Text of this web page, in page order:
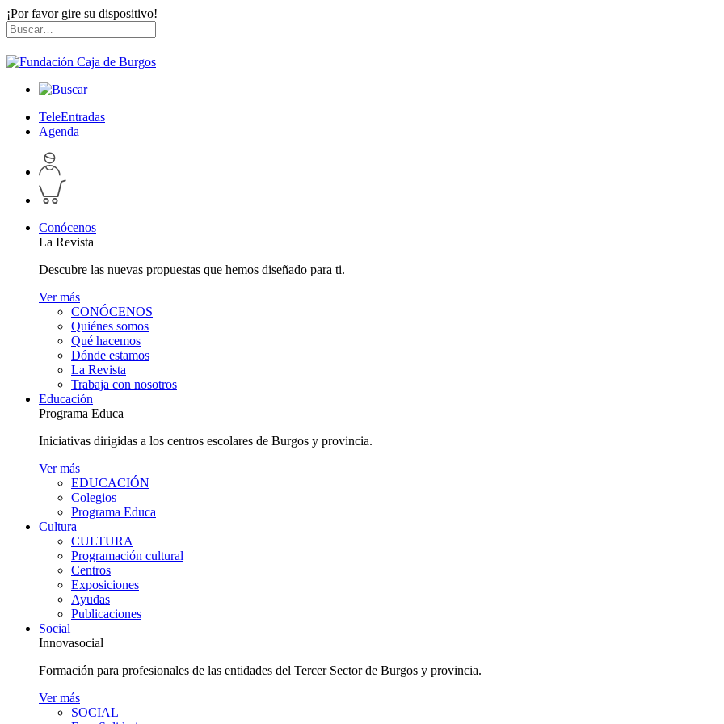
¡Por favor gire su dispositivo!
Skip
to
content
Buscar
por:
TeleEntradas
Agenda
Acceder
a
perfil
personal
Inspeccionar
carrito
Conócenos
La Revista
Descubre las nuevas propuestas que hemos diseñado para ti.
Ver más
CONÓCENOS
Quiénes somos
Qué hacemos
Dónde estamos
La Revista
Trabaja con nosotros
Educación
Programa Educa
Iniciativas dirigidas a los centros escolares de Burgos y provincia.
Ver más
EDUCACIÓN
Colegios
Programa Educa
Cultura
CULTURA
Programación cultural
Centros
Exposiciones
Ayudas
Publicaciones
Social
Innovasocial
Formación para profesionales de las entidades del Tercer Sector de Burgos y provincia.
Ver más
SOCIAL